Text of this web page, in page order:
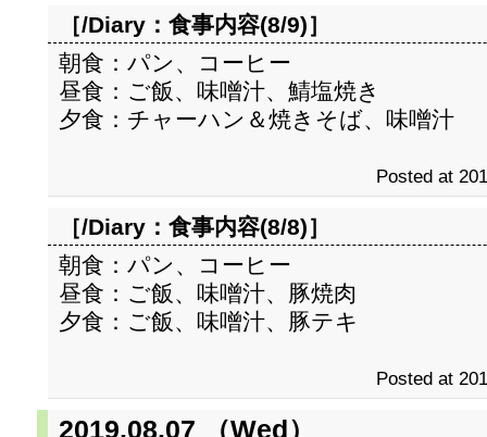
［/Diary： 食事内容(8/9)］
朝食：パン、コーヒー
昼食：ご飯、味噌汁、鯖塩焼き
夕食：チャーハン＆焼きそば、味噌汁
Posted at
［/Diary： 食事内容(8/8)］
朝食：パン、コーヒー
昼食：ご飯、味噌汁、豚焼肉
夕食：ご飯、味噌汁、豚テキ
Posted at
2019.08.07 （Wed）